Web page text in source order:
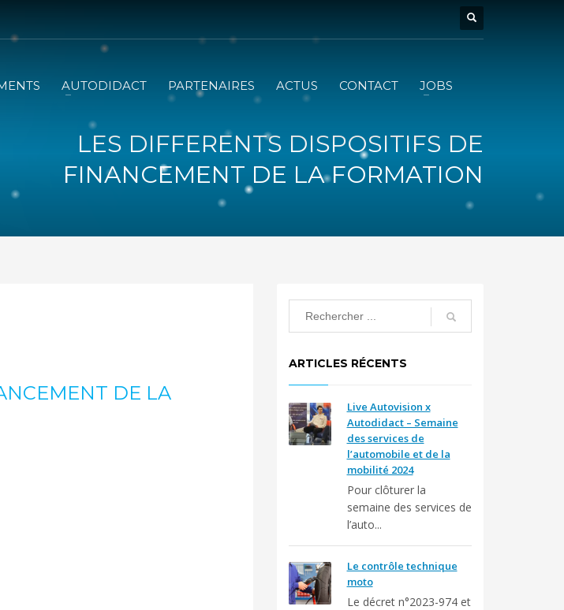
AUTODIDACT PARTENAIRES ACTUS CONTACT JOBS
LES DIFFERENTS DISPOSITIFS DE
FINANCEMENT DE LA FORMATION
DE LA
ARTICLES RÉCENTS
Live Autovision x
Autodidact – Semaine
des services de
l’automobile et de la
mobilité 2024
Pour clôturer la
semaine des services de
l’auto...
Le contrôle technique
moto
Le décret n°2023-974 et